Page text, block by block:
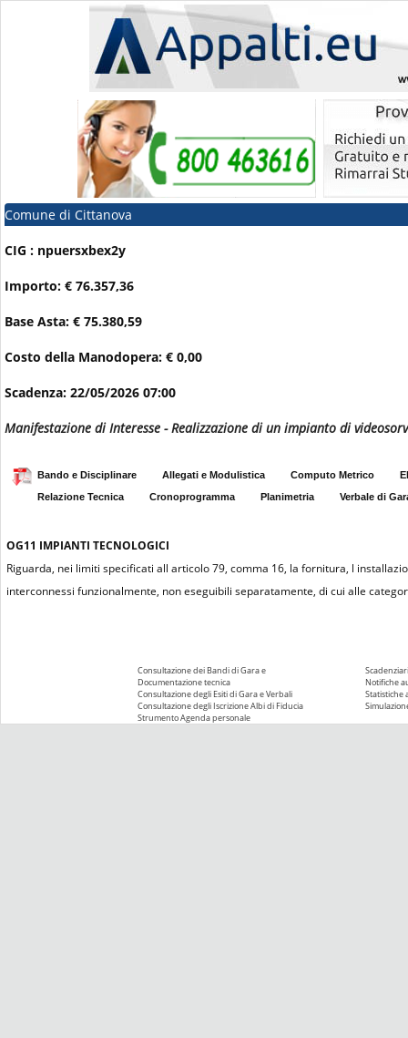
Comune di Cittanova
CIG : npuersxbex2y
Importo: € 76.357,36
Base Asta: € 75.380,59
Costo della Manodopera: € 0,00
Scadenza: 22/05/2026 07:00
Manifestazione di Interesse - Realizzazione di un impianto di
Bando e Disciplinare Allegati e Modulistica Computo Metrico
Relazione Tecnica
Cronoprogramma Planimetria Verbale di
OG11 IMPIANTI TECNOLOGICI
Riguarda, nei limiti specificati all articolo 79, comma 16, la fornitura, l
interconnessi funzionalmente, non eseguibili separatamente, di cui alle
Consultazione dei Bandi di Gara e
Documentazione tecnica
Consultazione degli Esiti di Gara e Verbali
Consultazione degli Iscrizione Albi di Fiducia
Strumento Agenda personale
Notifiche
Statistiche